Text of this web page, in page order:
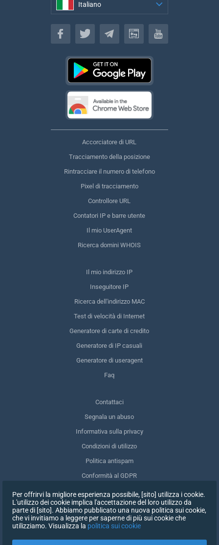
Italiano
Italiano
Accorciatore di URL
Tracciamento della posizione
Rintracciare il numero di telefono
Pixel di tracciamento
Controllore URL
Contatori IP e barre utente
Il mio UserAgent
Ricerca domini WHOIS
Il mio indirizzo IP
Inseguitore IP
Ricerca dell'indirizzo MAC
Test di velocità di Internet
Generatore di carte di credito
Generatore di IP casuali
Generatore di useragent
Faq
Contattaci
Segnala un abuso
Informativa sulla privacy
Condizioni di utilizzo
Politica antispam
Conformità al GDPR
Cancellare i miei dati
Ritirare il consenso
Per offrirvi la migliore esperienza possibile, [sito] utilizza i cookie.
L'utilizzo dei cookie implica l'accettazione del loro utilizzo da
parte di [sito]. Abbiamo pubblicato una nuova politica sui cookie,
che vi invitiamo a leggere per saperne di più sui cookie che
utilizziamo. Visualizza la politica sui cookie